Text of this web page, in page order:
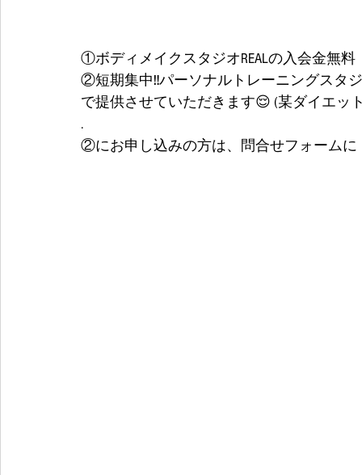
①ボディメイクスタジオREALの入会金無料
②短期集中‼️パーソナルトレーニングスタジ
で提供させていただきます😌 (某ダイエッ
.
②にお申し込みの方は、問合せフォーム